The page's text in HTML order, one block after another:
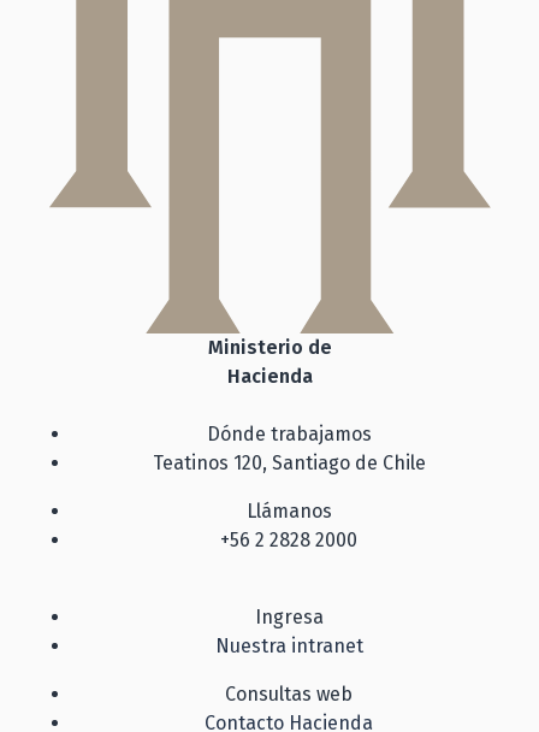
Ministerio de
Hacienda
Dónde trabajamos
Teatinos 120, Santiago de Chile
Llámanos
+56 2 2828 2000
Ingresa
Nuestra intranet
Consultas web
Contacto Hacienda